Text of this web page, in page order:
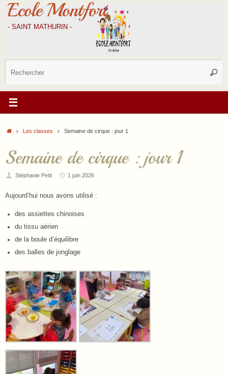
Passer
contenu
Ecole Montfort
- SAINT MATHURIN -
AccueilLes classes Semaine de cirque : jour 1
Semaine de cirque : jour 1
Stéphanie Petit 1 juin 2026
Aujourd’hui nous avons utilisé :
des assiettes chinoises
du tissu aérien
de la boule d’équilibre
des balles de jonglage